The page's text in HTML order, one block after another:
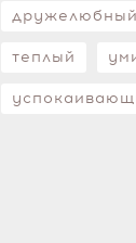
дружелюбный
теплый